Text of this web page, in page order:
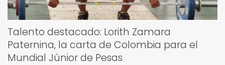
Talento destacado: Lorith Zamara
Paternina, la carta de Colombia para el
Mundial Júnior de Pesas